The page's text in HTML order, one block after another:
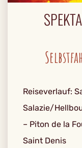
Reiseverlauf:
Salazie/
– Piton de la
Saint Denis